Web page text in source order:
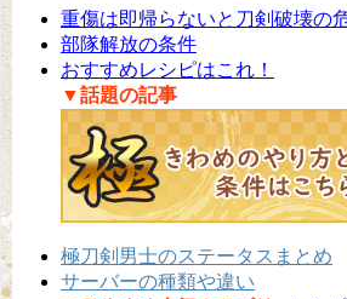
重傷は即帰らないと刀剣破壊の
部隊解放の条件
おすすめレシピはこれ！
▼話題の記事
極刀剣男士のステータスまとめ
サーバーの種類や違い